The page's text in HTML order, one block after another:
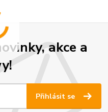
akce a
Přihlásit se